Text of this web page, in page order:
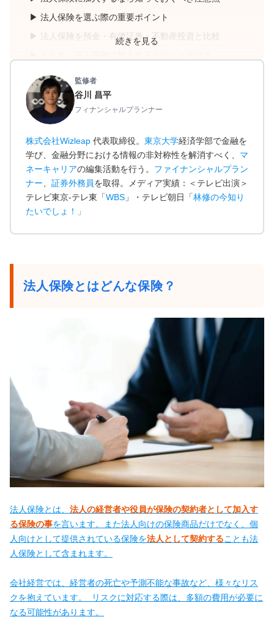
法人保険を選ぶ際の重要ポイント
法人保険を預金・有価証券・不動産投資と比較
続きを見る
監修者
谷川 昌平
フィナンシャルプランナー
株式会社Wizleap 代表取締役。 東京大学経済学部で金融を
学び、金融分野における情報の非対称性を解消すべく、 マ
ネーキャリアの編集活動を行う。 ファイナンシャルプラン
ナー
証券外務員を取得。メディア実績：＜テレビ出演＞
テレビ東京-テレ東「WBS 」・テレビ朝日「林修の今知り
たいでしょ！
」
法人保険とはどんな保険？
法人保険とは、 法人の経営者や役員が保険の契約者として加入す
る保険の事を言います。また法人向けの保険商品だけでなく、個
人向けとして提供されている保険を法人として契約することも法
人保険として含まれます。
会社経営では、経営者の死亡や予測不能な事故など、様々なリス
クを抱えています。 リスクに対応する際は、多額の費用が必要に
なる可能性があります。